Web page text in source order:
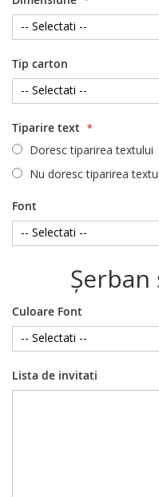
Tip carton
Tiparire text
Doresc tiparirea textului
Nu doresc tiparirea
Font
Şerban
Culoare Font
Lista de invitati